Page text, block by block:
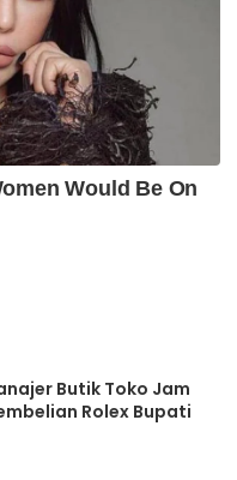
Butik Toko Jam
Rolex Bupati